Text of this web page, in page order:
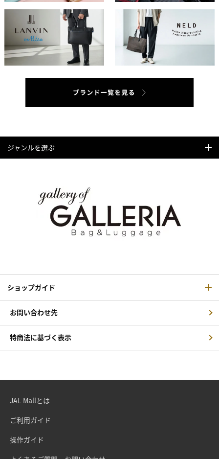
ジャンルを選ぶ
ショップガイド
お問い合わせ先
特商法に基づく表示
JAL Mallとは
ご利用ガイド
操作ガイド